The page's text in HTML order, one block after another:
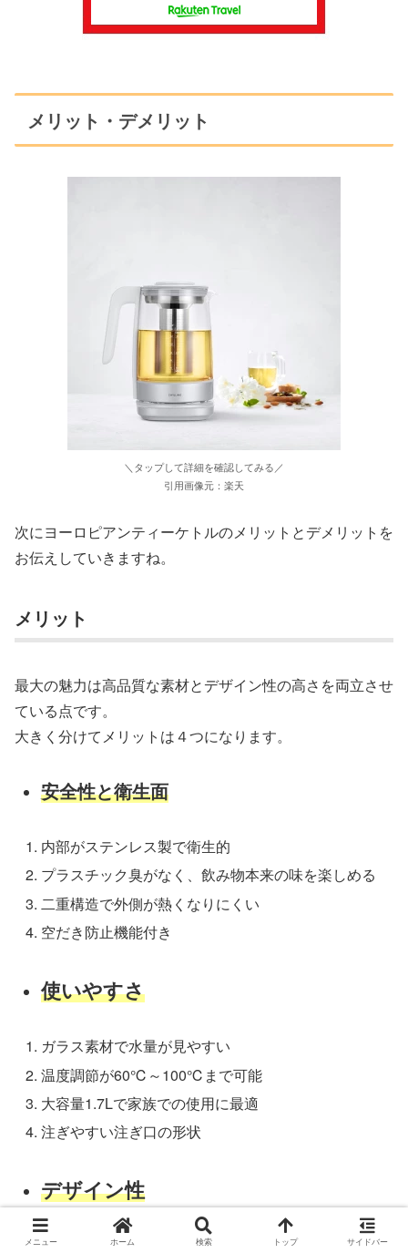
メリット・デメリット
＼タップして詳細を確認してみる／
引用画像元：楽天
次にヨーロピアンティーケトルのメリットとデメリットを
お伝えしていきますね。
メリット
最大の魅力は高品質な素材とデザイン性の高さを両立させ
ている点です。
大きく分けてメリットは４つになります。
安全性と衛生面
内部がステンレス製で衛生的
プラスチック臭がなく、飲み物本来の味を楽しめる
二重構造で外側が熱くなりにくい
空だき防止機能付き
使いやすさ
ガラス素材で水量が見やすい
温度調節が60℃～100℃まで可能
大容量1.7Lで家族での使用に最適
注ぎやすい注ぎ口の形状
デザイン性
シンプルでモダンなデザイン
メニュー ホーム 検索 トップ サイドバー